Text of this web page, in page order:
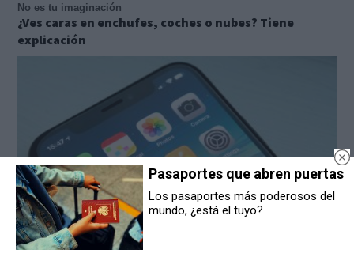
No es tu imaginación
¿Ves caras en enchufes, coches o nubes? Tiene
explicación
Pasaportes que abren puertas
Los pasaportes más poderosos del
mundo, ¿está el tuyo?